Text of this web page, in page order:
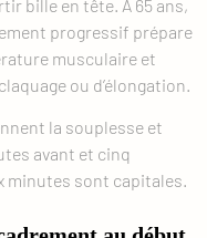
bille en tête. À 65 ans,
progressif prépare
musculaire et
ou d’élongation.
la souplesse et
avant et cinq
minutes sont capitales.